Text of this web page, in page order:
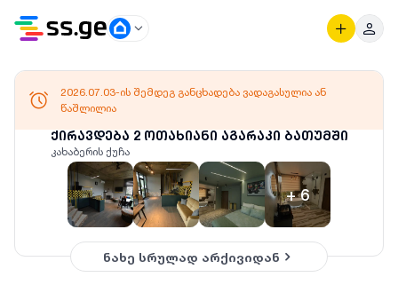
ქირავდება 2 ოთახიანი აგარაკი ბათუმში
კახაბერის ქუჩა
+6
2026.07.03-ის შემდეგ განცხადება ვადაგასულია ან
წაშლილია
ნახე სრულად არქივიდან